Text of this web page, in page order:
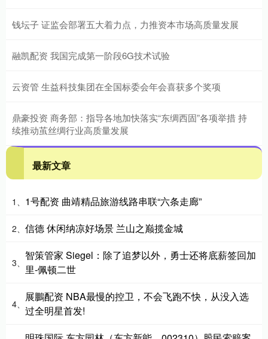
钱坛子 证监会部署五大着力点，力推资本市场高质量发展
融凯配资 我国完成第一阶段6G技术试验
云资管 生益科技集团在全国标委会年会喜获多个奖项
鼎豪投资 商务部：指导各地加快落实“东绸西固”各项举措 持
续推动茧丝绸行业高质量发展
最新文章
1、 1号配资 曲靖精品旅游线路串联“六条走廊”
2、 信德 休闲纳凉好场景 兰山之巅揽金城
3、
智策管家 Siegel：除了追梦以外，勇士还将底薪签回加
里-佩顿二世
4、
展鵬配资 NBA最慢的控卫，不会飞跑不快，从没入选
过全明星首发!